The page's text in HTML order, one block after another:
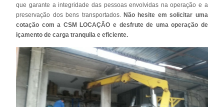
que garante a integridade das pessoas envolvidas na operação e a
preservação dos bens transportados. Não hesite em solicitar uma
cotação com a CSM LOCAÇÃO e desfrute de uma operação de
içamento de carga tranquila e eficiente.